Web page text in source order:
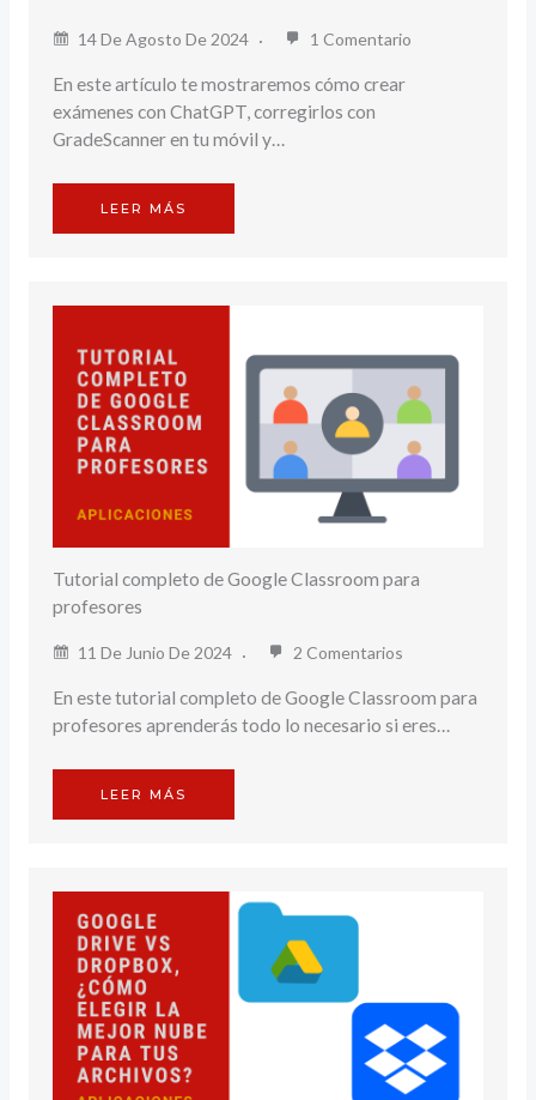
14 De Agosto De 2024 1 Comentario
En este artículo te mostraremos cómo crear
exámenes con ChatGPT, corregirlos con
GradeScanner en tu móvil y…
LEER MÁS
Tutorial completo de Google Classroom para
profesores
11 De Junio De 2024 2 Comentarios
En este tutorial completo de Google Classroom para
profesores aprenderás todo lo necesario si eres…
LEER MÁS